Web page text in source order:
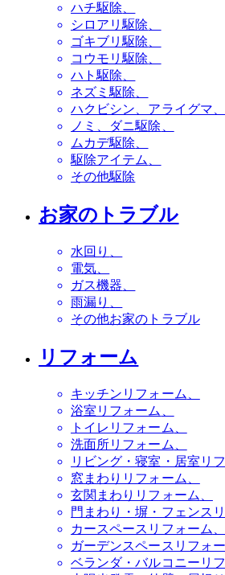
ハチ駆除
シロアリ駆除
ゴキブリ駆除
コウモリ駆除
ハト駆除
ネズミ駆除
ハクビシン、アライグマ
ノミ、ダニ駆除
ムカデ駆除
駆除アイテム
その他駆除
お家のトラブル
水回り
電気
ガス機器
雨漏り
その他お家のトラブル
リフォーム
キッチンリフォーム
浴室リフォーム
トイレリフォーム
洗面所リフォーム
リビング・寝室・居室リ
窓まわりリフォーム
玄関まわりリフォーム
門まわり・塀・フェンス
カースペースリフォーム
ガーデンスペースリフォ
ベランダ・バルコニーリ